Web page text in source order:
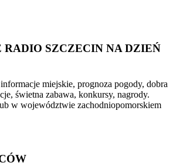
RADIO SZCZECIN NA DZIEŃ
miejskie, prognoza pogody, dobra
świetna zabawa, konkursy, nagrody.
w województwie zachodniopomorskiem